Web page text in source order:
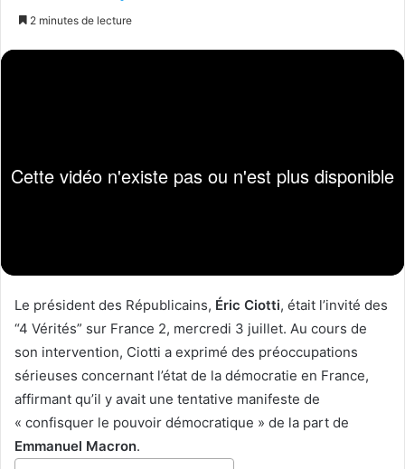
c
r
2 minutes de lecture
Le président des Républicains, Éric Ciotti, était l’invité des
“4 Vérités” sur France 2, mercredi 3 juillet. Au cours de
son intervention, Ciotti a exprimé des préoccupations
sérieuses concernant l’état de la démocratie en France,
affirmant qu’il y avait une tentative manifeste de
« confisquer le pouvoir démocratique » de la part de
Emmanuel Macron.